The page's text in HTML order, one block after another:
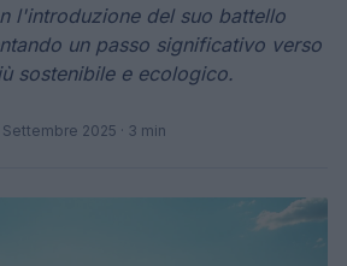
l'introduzione del suo battello
un passo significativo verso
sostenibile e ecologico.
Settembre 2025 · 3 min